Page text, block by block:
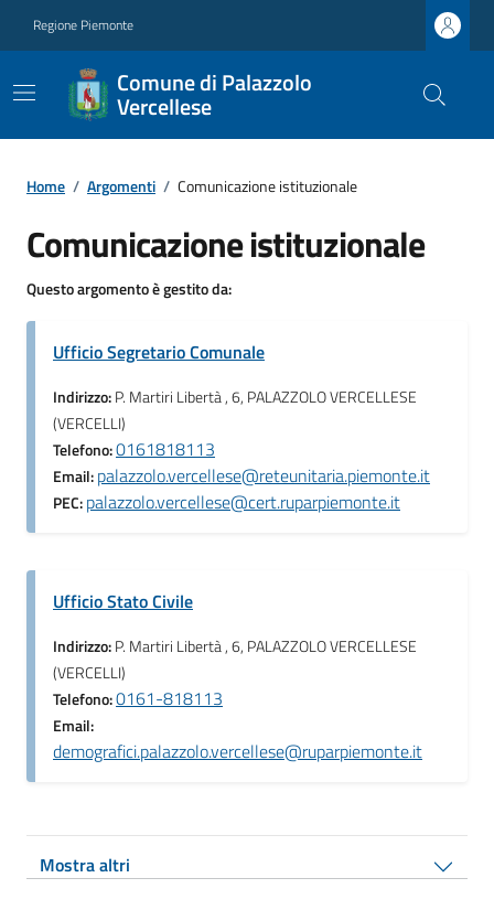
Regione Piemonte
Comune di Palazzolo
Vercellese
Home / Argomenti / Comunicazione istituzionale
Comunicazione istituzionale
Questo argomento è gestito da:
Ufficio Segretario Comunale
Indirizzo:P. Martiri Libertà , 6, PALAZZOLO VERCELLESE
(VERCELLI)
Telefono:0161818113
Email:palazzolo.vercellese@reteunitaria.piemonte.it
PEC:palazzolo.vercellese@cert.ruparpiemonte.it
Ufficio Stato Civile
Indirizzo:P. Martiri Libertà , 6, PALAZZOLO VERCELLESE
(VERCELLI)
Telefono:0161-818113
Email:
demografici.palazzolo.vercellese@ruparpiemonte.it
Mostra altri